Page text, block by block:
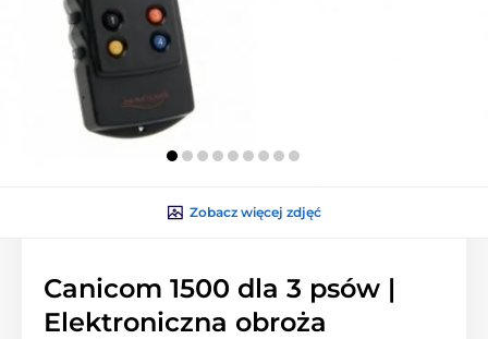
Zobacz więcej zdjęć
Canicom 1500 dla 3 psów |
Elektroniczna obroża